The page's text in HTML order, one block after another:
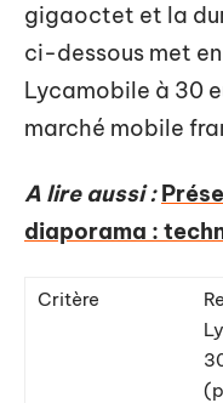
gigaoctet et la
ci-dessous met
Lycamobile à 30
marché mobile
A lire aussi :
diaporama :
Critère